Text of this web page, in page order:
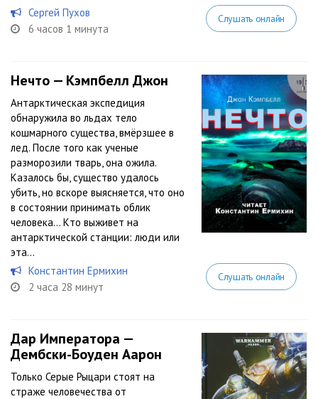
Сергей Пухов
6 часов 1 минута
Слушать онлайн
Нечто — Кэмпбелл Джон
Антарктическая экспедиция
обнаружила во льдах тело
кошмарного существа, вмёрзшее в
лед. После того как ученые
разморозили тварь, она ожила.
Казалось бы, существо удалось
убить, но вскоре выясняется, что оно
в состоянии принимать облик
человека… Кто выживет на
антарктической станции: люди или
эта...
Константин Ермихин
2 часа 28 минут
Слушать онлайн
Дар Императора —
Дембски-Боуден Аарон
Только Серые Рыцари стоят на
страже человечества от